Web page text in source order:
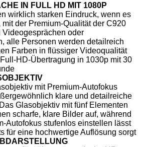
IN FULL HD MIT 1080P
wirklich starken Eindruck, wenn es
mit der Premium-Qualität der C920
Videogesprächen oder
alle Personen werden detailreich
Farben in flüssiger Videoqualität
HD-Übertragung in 1030p mit 30
mit Premium-Autofokus
klare und detailreiche
Glasobjektiv mit fünf Elementen
scharfe, klare Bilder auf, während
Autofokus stufenlos einstellen lässt
für eine hochwertige Auflösung sorgt